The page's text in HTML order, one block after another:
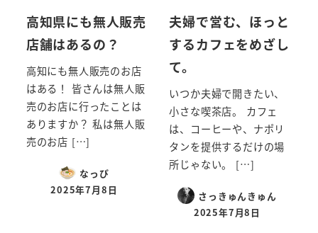
高知県にも無人販売
店舗はあるの？
高知にも無人販売のお店
はある！ 皆さんは無人販
売のお店に行ったことは
ありますか？ 私は無人販
売のお店 […]
なっぴ
投稿日
2025年7月8日
夫婦で営む、ほっと
するカフェをめざし
て。
いつか夫婦で開きたい、
小さな喫茶店。 カフェ
は、コーヒーや、ナポリ
タンを提供するだけの場
所じゃない。 […]
さっきゅんきゅん
投稿日
2025年7月8日